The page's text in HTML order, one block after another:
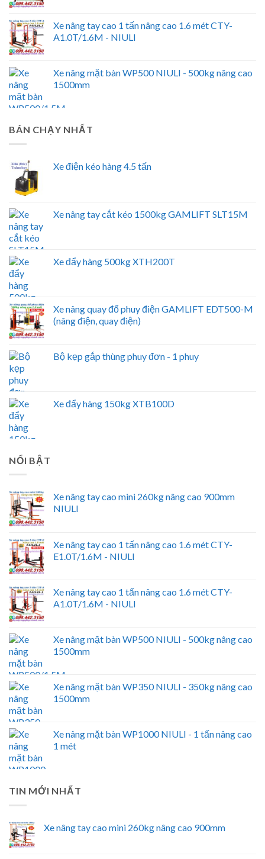
Xe nâng tay cao 1 tấn nâng cao 1.6 mét CTY-
A1.0T/1.6M - NIULI
Xe nâng mặt bàn WP500 NIULI - 500kg nâng cao
1500mm
BÁN CHẠY NHẤT
Xe điện kéo hàng 4.5 tấn
Xe nâng tay cắt kéo 1500kg GAMLIFT SLT15M
Xe đẩy hàng 500kg XTH200T
Xe nâng quay đổ phuy điện GAMLIFT EDT500-M
(nâng điện, quay điện)
Bộ kẹp gắp thùng phuy đơn - 1 phuy
Xe đẩy hàng 150kg XTB100D
NỔI BẬT
Xe nâng tay cao mini 260kg nâng cao 900mm
NIULI
Xe nâng tay cao 1 tấn nâng cao 1.6 mét CTY-
E1.0T/1.6M - NIULI
Xe nâng tay cao 1 tấn nâng cao 1.6 mét CTY-
A1.0T/1.6M - NIULI
Xe nâng mặt bàn WP500 NIULI - 500kg nâng cao
1500mm
Xe nâng mặt bàn WP350 NIULI - 350kg nâng cao
1500mm
Xe nâng mặt bàn WP1000 NIULI - 1 tấn nâng cao
1 mét
TIN MỚI NHẤT
Xe nâng tay cao mini 260kg nâng cao 900mm